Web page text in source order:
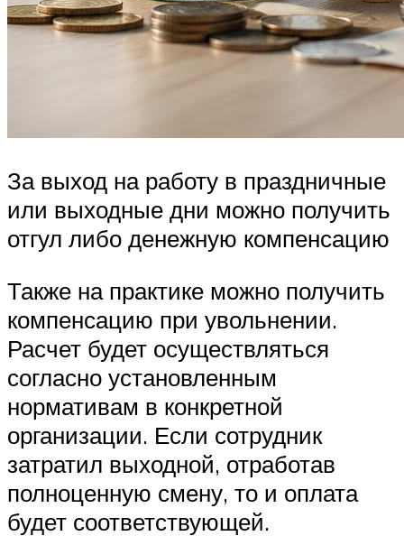
За выход на работу в праздничные
или выходные дни можно получить
отгул либо денежную компенсацию
Также на практике можно получить
компенсацию при увольнении.
Расчет будет осуществляться
согласно установленным
нормативам в конкретной
организации. Если сотрудник
затратил выходной, отработав
полноценную смену, то и оплата
будет соответствующей.